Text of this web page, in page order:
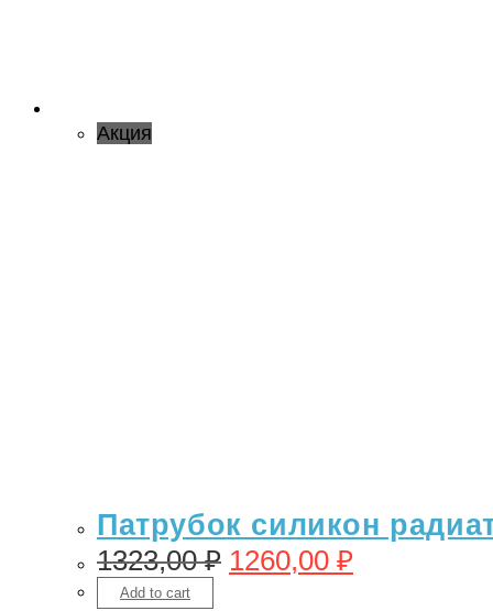
Акция
Патрубок силикон
1323,00₽ 1260,00 ₽
Add to cart